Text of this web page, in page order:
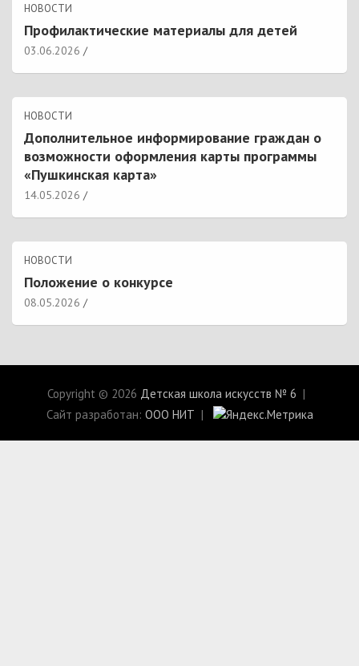
НОВОСТИ
Профилактические материалы для детей
03.06.2026
НОВОСТИ
Дополнительное информирование граждан о
возможности оформления карты программы
«Пушкинская карта»
14.05.2026
НОВОСТИ
Положение о конкурсе
08.05.2026
Copyright © 2026 Детская школа искусств № 6
Сайт разработан: ООО НИТ